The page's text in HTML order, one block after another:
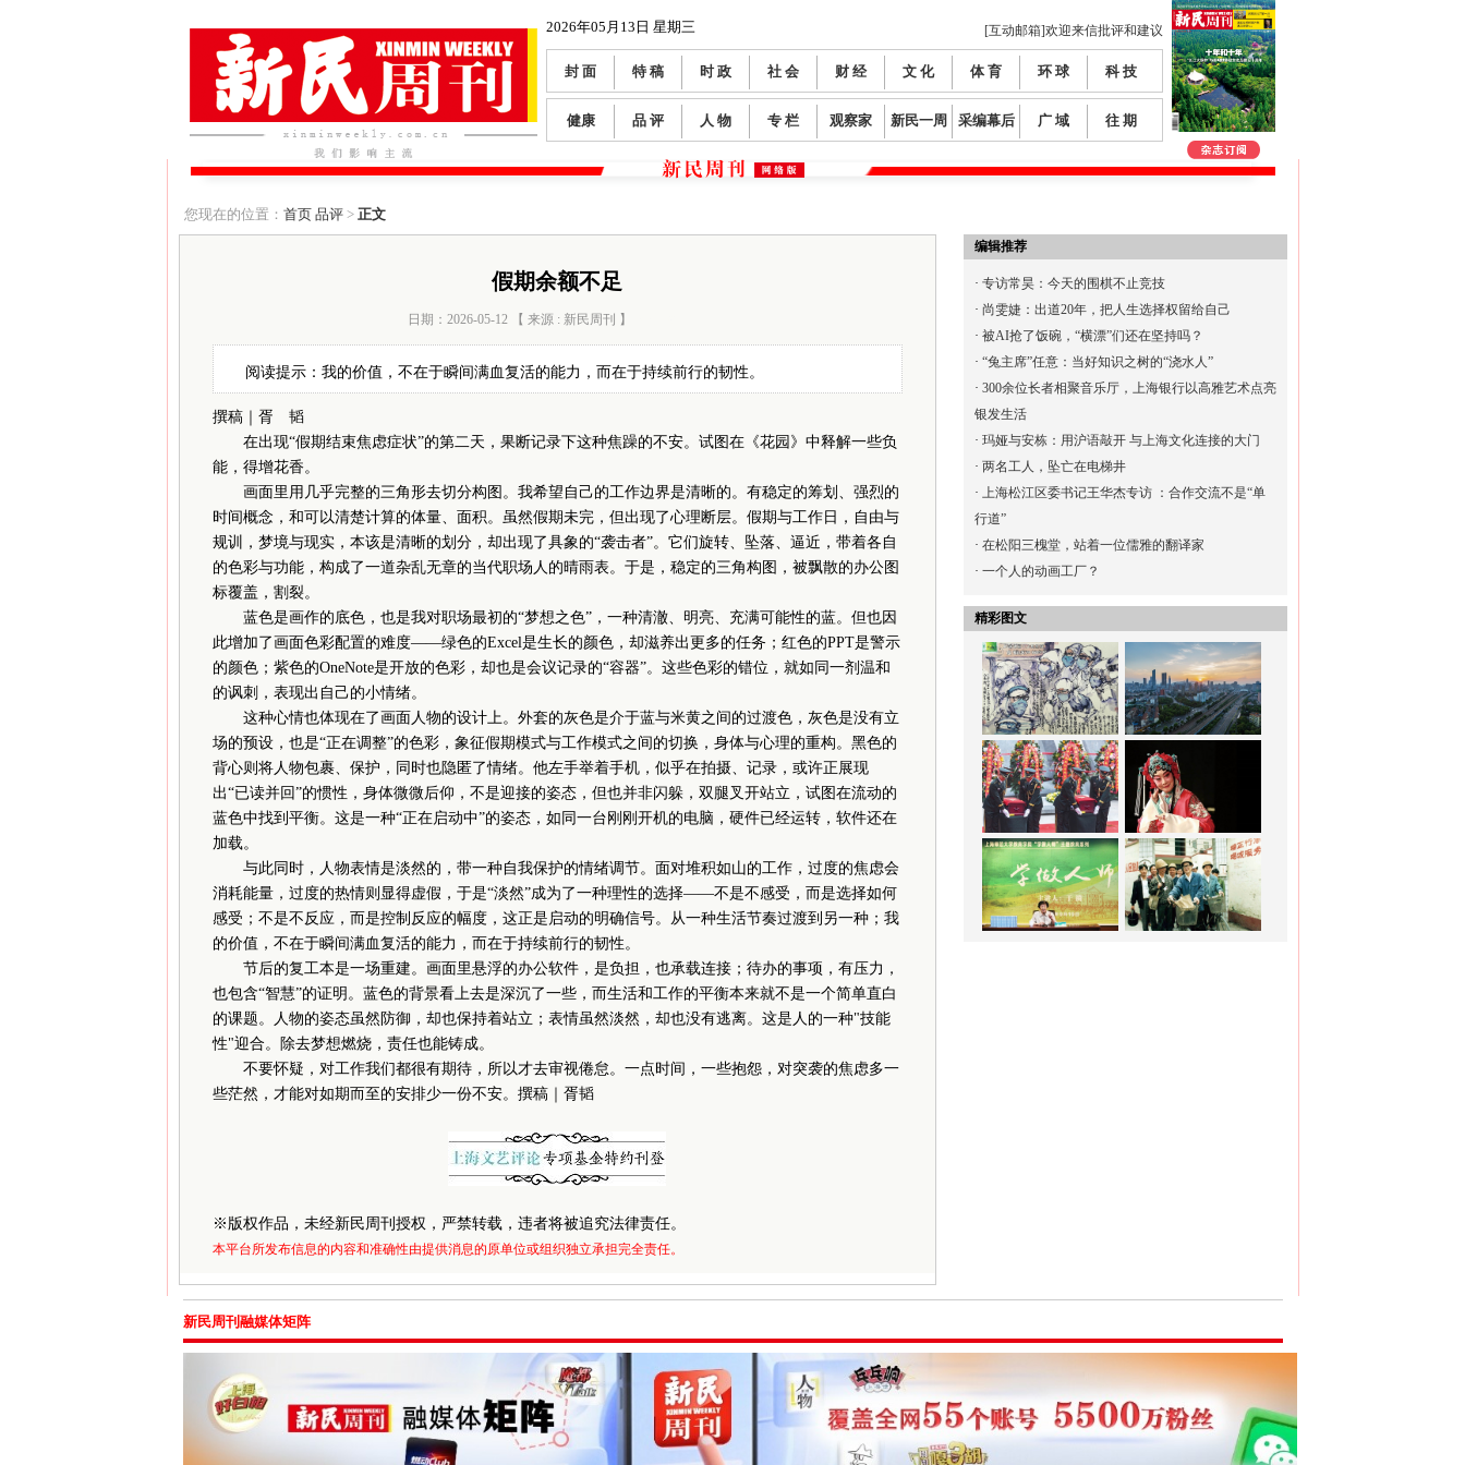
2026年05月13日 星期三 [互动邮箱]欢迎来信批评和建议
封 面 特 稿 时 政 社 会 财 经 文 化 体 育 环 球 科 技
健康 品 评 人 物 专 栏 观察家 新民一周 采编幕后 广 域 往 期
您现在的位置： 首页 品评> 正文
假期余额不足
日期：2026-05-12 【 来源 : 新民周刊 】
阅读提示：我的价值，不在于瞬间满血复活的能力，而在于持续前行的韧性。
撰稿｜胥 韬
在出现“假期结束焦虑症状”的第二天，果断记录下这种焦躁的不安。试图在《花园》中释解一些负
能，得增花香。
画面里用几乎完整的三角形去切分构图。我希望自己的工作边界是清晰的。有稳定的筹划、强烈的
时间概念，和可以清楚计算的体量、面积。虽然假期未完，但出现了心理断层。假期与工作日，自由与
规训，梦境与现实，本该是清晰的划分，却出现了具象的“袭击者”。它们旋转、坠落、逼近，带着各自
的色彩与功能，构成了一道杂乱无章的当代职场人的晴雨表。于是，稳定的三角构图，被飘散的办公图
标覆盖，割裂。
蓝色是画作的底色，也是我对职场最初的“梦想之色”，一种清澈、明亮、充满可能性的蓝。但也因
此增加了画面色彩配置的难度——绿色的Excel是生长的颜色，却滋养出更多的任务；红色的PPT是警示
的颜色；紫色的OneNote是开放的色彩，却也是会议记录的“容器”。这些色彩的错位，就如同一剂温和
的讽刺，表现出自己的小情绪。
这种心情也体现在了画面人物的设计上。外套的灰色是介于蓝与米黄之间的过渡色，灰色是没有立
场的预设，也是“正在调整”的色彩，象征假期模式与工作模式之间的切换，身体与心理的重构。黑色的
背心则将人物包裹、保护，同时也隐匿了情绪。他左手举着手机，似乎在拍摄、记录，或许正展现
出“已读并回”的惯性，身体微微后仰，不是迎接的姿态，但也并非闪躲，双腿叉开站立，试图在流动的
蓝色中找到平衡。这是一种“正在启动中”的姿态，如同一台刚刚开机的电脑，硬件已经运转，软件还在
加载。
与此同时，人物表情是淡然的，带一种自我保护的情绪调节。面对堆积如山的工作，过度的焦虑会
消耗能量，过度的热情则显得虚假，于是“淡然”成为了一种理性的选择——不是不感受，而是选择如何
感受；不是不反应，而是控制反应的幅度，这正是启动的明确信号。从一种生活节奏过渡到另一种；我
的价值，不在于瞬间满血复活的能力，而在于持续前行的韧性。
节后的复工本是一场重建。画面里悬浮的办公软件，是负担，也承载连接；待办的事项，有压力，
也包含“智慧”的证明。蓝色的背景看上去是深沉了一些，而生活和工作的平衡本来就不是一个简单直白
的课题。人物的姿态虽然防御，却也保持着站立；表情虽然淡然，却也没有逃离。这是人的一种"技能
性"迎合。除去梦想燃烧，责任也能铸成。
不要怀疑，对工作我们都很有期待，所以才去审视倦怠。一点时间，一些抱怨，对突袭的焦虑多一
些茫然，才能对如期而至的安排少一份不安。撰稿｜胥韬
※ 版权作品，未经新民周刊授权，严禁转载，违者将被追究法律责任。
本平台所发布信息的内容和准确性由提供消息的原单位或组织独立承担完全责任。
编辑推荐
· 专访常昊：今天的围棋不止竞技
· 尚雯婕：出道20年，把人生选择权留给自己
· 被AI抢了饭碗，“横漂”们还在坚持吗？
· “兔主席”任意：当好知识之树的“浇水人”
· 300余位长者相聚音乐厅，上海银行以高雅艺术点亮
银发生活
· 玛娅与安栋：用沪语敲开 与上海文化连接的大门
· 两名工人，坠亡在电梯井
· 上海松江区委书记王华杰专访 ：合作交流不是“单
行道”
· 在松阳三槐堂，站着一位儒雅的翻译家
· 一个人的动画工厂？
精彩图文
新民周刊融媒体矩阵